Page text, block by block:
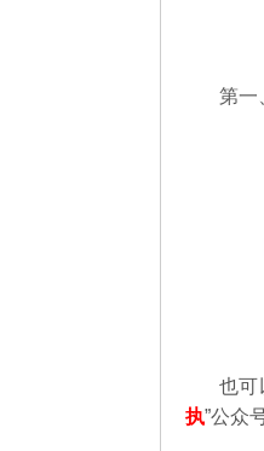
第一
也可
执”公众